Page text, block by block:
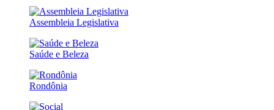
Assembleia Legislativa
Saúde e Beleza
Rondônia